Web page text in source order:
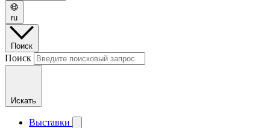
ru
Поиск
Поиск
Искать
Выставки